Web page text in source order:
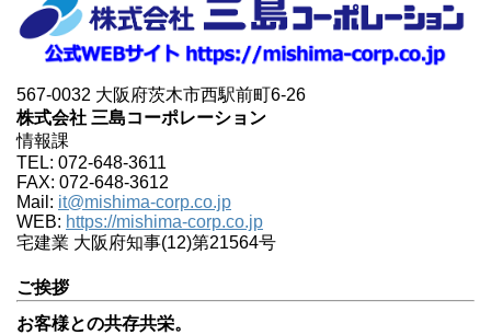
567-0032 大阪府茨木市西駅前町6-26
株式会社 三島コーポレーション
情報課
TEL: 072-648-3611
FAX: 072-648-3612
Mail: it@mishima-corp.co.jp
WEB: https://mishima-corp.co.jp
宅建業 大阪府知事(12)第21564号
ご挨拶
お客様との共存共栄。